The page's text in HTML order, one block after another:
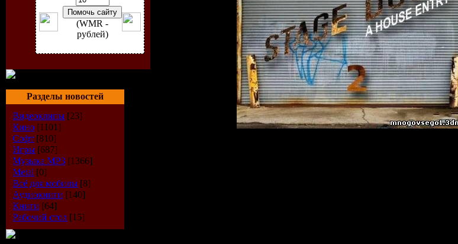
(WMR -
рублей)
Разделы новостей
Видеоклипы [23]
Кино [1101]
Софт [810]
Игры [687]
Музыка МР3 [1366]
Metal [0]
Всё для мобилы [8]
Аудиокниги [140]
Книги [64]
Рабочий стол [15]